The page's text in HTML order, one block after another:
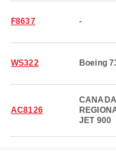
F8637 -
WS322 Boeing
AC8126
JET 900